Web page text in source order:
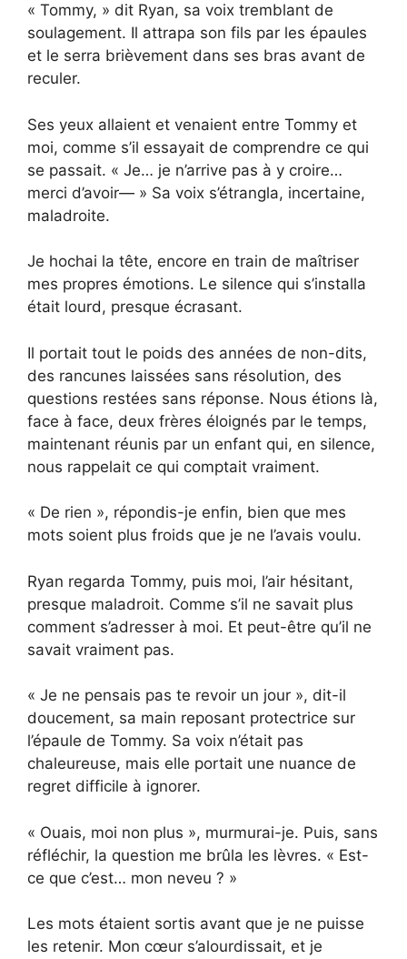
« Tommy, » dit Ryan, sa voix tremblant de
soulagement. Il attrapa son fils par les épaules
et le serra brièvement dans ses bras avant de
reculer.
Ses yeux allaient et venaient entre Tommy et
moi, comme s’il essayait de comprendre ce qui
se passait. « Je… je n’arrive pas à y croire…
merci d’avoir— » Sa voix s’étrangla, incertaine,
maladroite.
Je hochai la tête, encore en train de maîtriser
mes propres émotions. Le silence qui s’installa
était lourd, presque écrasant.
Il portait tout le poids des années de non-dits,
des rancunes laissées sans résolution, des
questions restées sans réponse. Nous étions là,
face à face, deux frères éloignés par le temps,
maintenant réunis par un enfant qui, en silence,
nous rappelait ce qui comptait vraiment.
« De rien », répondis-je enfin, bien que mes
mots soient plus froids que je ne l’avais voulu.
Ryan regarda Tommy, puis moi, l’air hésitant,
presque maladroit. Comme s’il ne savait plus
comment s’adresser à moi. Et peut-être qu’il ne
savait vraiment pas.
« Je ne pensais pas te revoir un jour », dit-il
doucement, sa main reposant protectrice sur
l’épaule de Tommy. Sa voix n’était pas
chaleureuse, mais elle portait une nuance de
regret difficile à ignorer.
« Ouais, moi non plus », murmurai-je. Puis, sans
réfléchir, la question me brûla les lèvres. « Est-
ce que c’est… mon neveu ? »
Les mots étaient sortis avant que je ne puisse
les retenir. Mon cœur s’alourdissait, et je